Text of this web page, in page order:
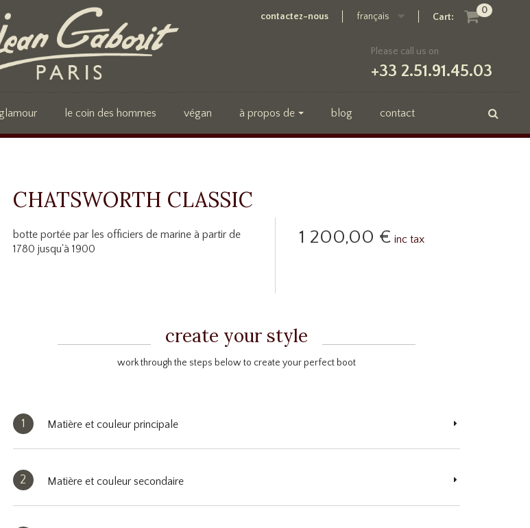
Cart:
0
français
contactez-nous
Please call us on
+33 2.51.91.45.03
glamour le coin des hommes végan à propos de blog contact
CHATSWORTH CLASSIC
botte portée par les officiers de marine à partir de
1780 jusqu'à 1900
1 200,00 € inc tax
create your style
work through the steps below to create your perfect boot
1 Matière et couleur principale
2 Matière et couleur secondaire